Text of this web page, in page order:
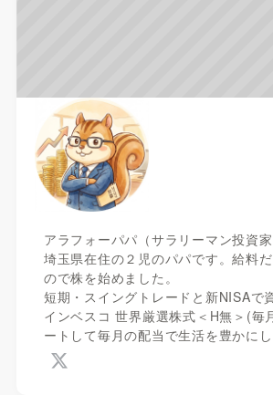
アラフォーパパ（サラリーマン投資家
埼玉県在住の２児のパパです。給料
ので株を始めました。
短期・スイングトレードと新NISAで
インベスコ 世界厳選株式＜H無＞(毎
ートして毎月の配当で生活を豊かにし